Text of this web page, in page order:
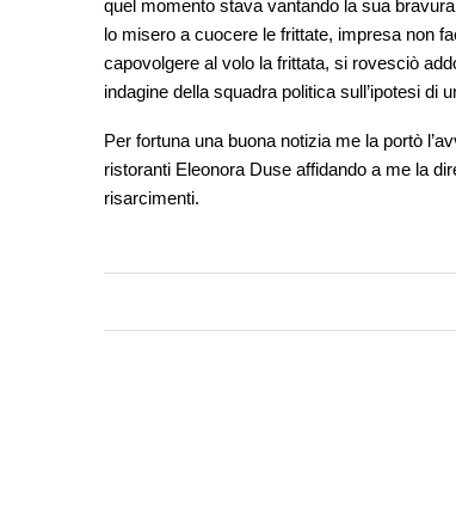
quel momento stava vantando la sua
lo misero a cuocere le frittate, impresa non
capovolgere al volo la frittata, si rovesciò
indagine della squadra politica sull’ipotesi di
Per fortuna una buona notizia me la portò
ristoranti Eleonora Duse affidando a me la
risarcimenti.